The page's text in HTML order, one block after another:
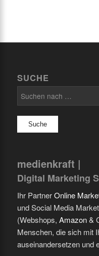
SUCHE
nach:
medienkraft |
Digital Marketing
Ihr PartnerOnline
und Social Media
(Webshops, Amazon&
Menschen, die sich mit
auseinandersetzen und